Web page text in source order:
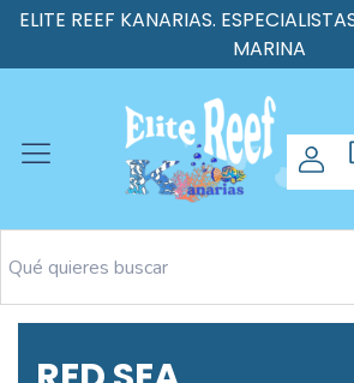
ELITE REEF KANARIAS.
MARINA